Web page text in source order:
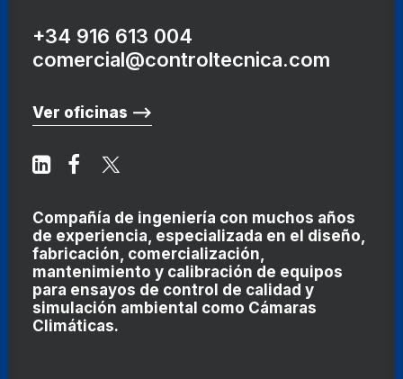
+34 916 613 004
comercial@controltecnica.com
Ver oficinas ⟶
Compañía de ingeniería con muchos años
de experiencia, especializada en el diseño,
fabricación, comercialización,
mantenimiento y calibración de equipos
para ensayos de control de calidad y
simulación ambiental como Cámaras
Climáticas.